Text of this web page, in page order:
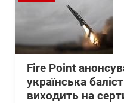
Fire Point
українська
виходить на